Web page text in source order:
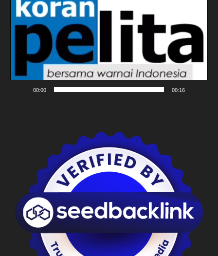
Video
00:00 00:16